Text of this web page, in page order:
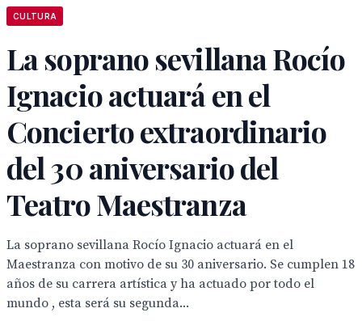
CULTURA
La soprano sevillana Rocío
Ignacio actuará en el
Concierto extraordinario
del 30 aniversario del
Teatro Maestranza
La soprano sevillana Rocío Ignacio actuará en el
Maestranza con motivo de su 30 aniversario. Se cumplen 18
años de su carrera artística y ha actuado por todo el
mundo , esta será su segunda...